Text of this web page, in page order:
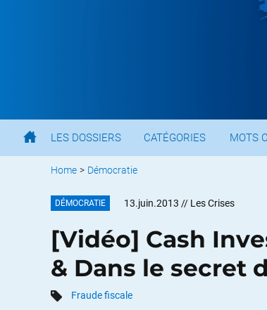
LES DOSSIERS CATÉGORIES MOTS
Home > Démocratie
DÉMOCRATIE 13.juin.2013 // Les Crises
[Vidéo] Cash
& Dans le secret
Fraude fiscale